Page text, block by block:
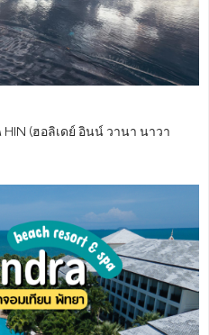
HIN (ฮอลิเดย์ อินน์ วานา นาวา